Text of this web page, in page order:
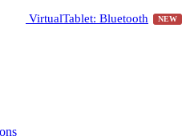
VirtualTablet: Bluetooth NEW